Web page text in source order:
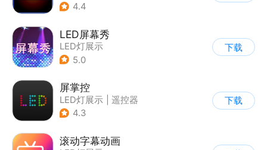
4.4
LED屏幕秀
LED灯展示
5.0
下载
屏掌控
LED灯展示
遥控器
4.3
下载
滚动字幕动画